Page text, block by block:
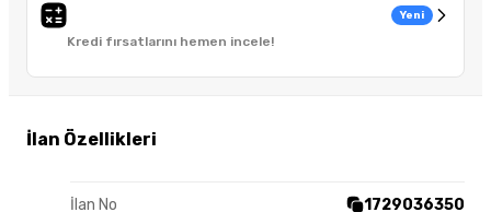
Kredi fırsatlarını hemen incele!
Yeni
İlan Özellikleri
İlan No 1729036350